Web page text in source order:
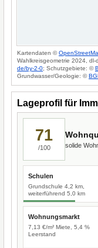
Kartendaten ©
Wahlkreisgeometrie 2024,
de/by-2-0; Schutzgebiete: ©
Grundwasser/Geologie: ©
Lageprofil für
71
/100 solide
Schulen
Grundschule 4,2 km,
weiterführend 5,0 km
Wohnungsmarkt
7,13 €/m² Miete, 5,4 %
Leerstand